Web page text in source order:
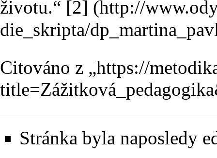
životu.“ [2]
Citováno z „https://
Stránka byla naposledy